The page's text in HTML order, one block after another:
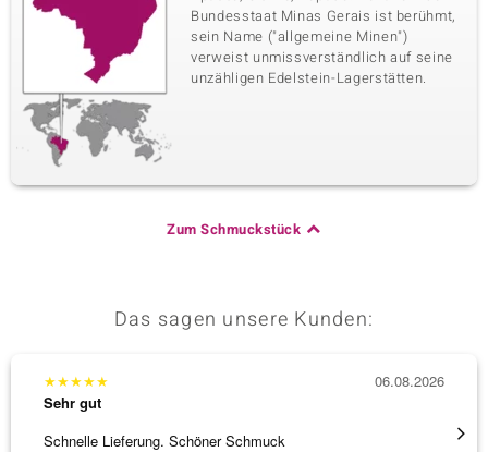
Bundesstaat Minas Gerais ist berühmt,
sein Name ("allgemeine Minen")
verweist unmissverständlich auf seine
unzähligen Edelstein-Lagerstätten.
Zum Schmuckstück
Das sagen unsere Kunden:
★★★★★
Sehr gut
Schnelle Lieferung. Schöner Schmuck
06.08.2026
Bin